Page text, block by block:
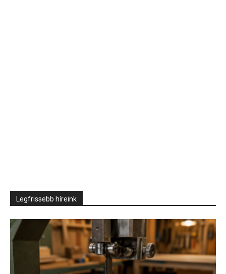
Legfrissebb híreink